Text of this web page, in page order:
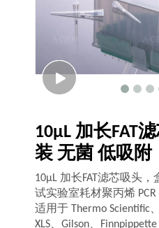
10μL 加长FAT
装 无菌 低吸附
10μL 加长FAT滤芯吸头
试实验室耗材聚丙烯
适用于 Thermo Scientific
XLS、Gilson、Finnpippette